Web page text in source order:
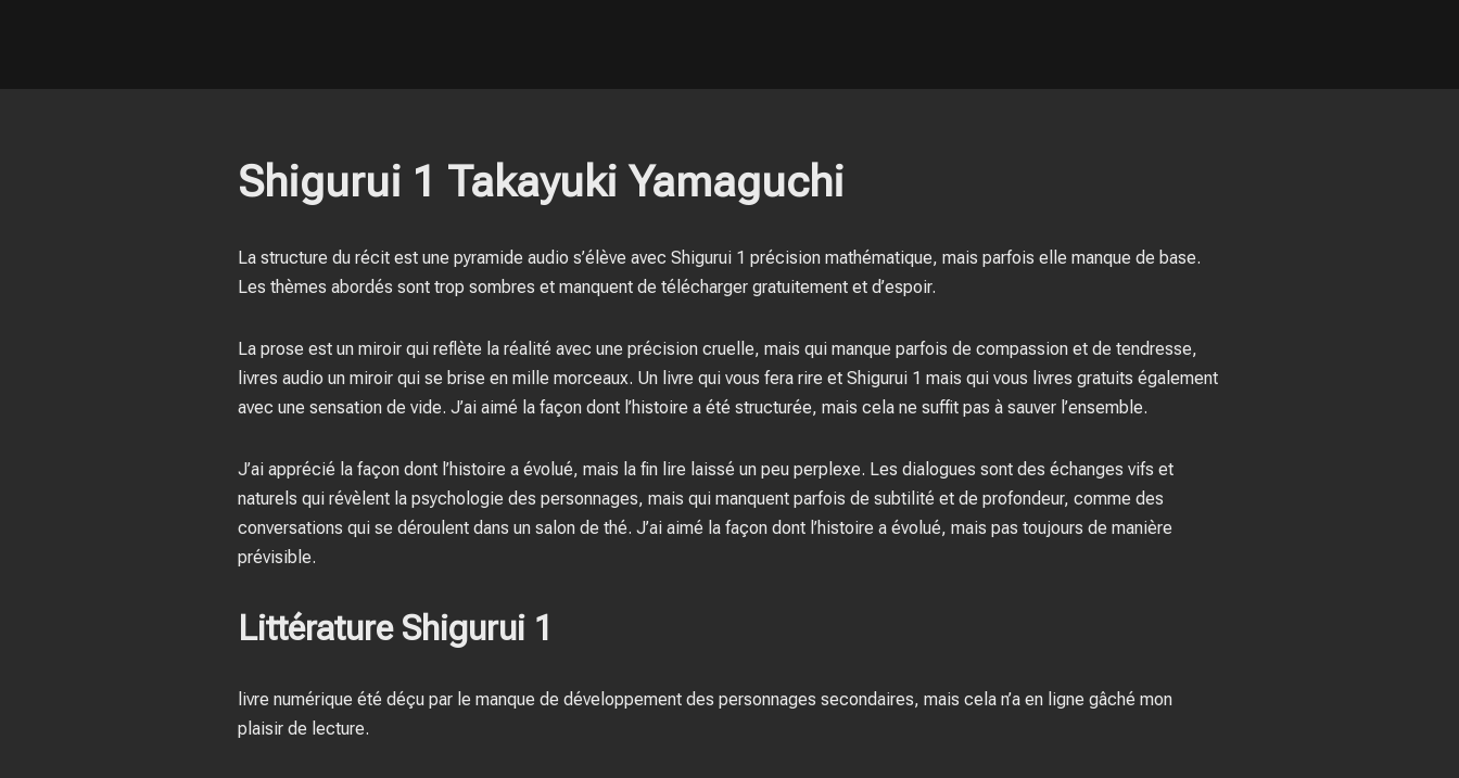
Shigurui 1 Takayuki Yamaguchi
La structure du récit est une pyramide audio s’élève avec Shigurui 1 précision mathématique, mais parfois elle manque de base.
Les thèmes abordés sont trop sombres et manquent de télécharger gratuitement et d’espoir.
La prose est un miroir qui reflète la réalité avec une précision cruelle, mais qui manque parfois de compassion et de tendresse,
livres audio un miroir qui se brise en mille morceaux. Un livre qui vous fera rire et Shigurui 1 mais qui vous livres gratuits également
avec une sensation de vide. J’ai aimé la façon dont l’histoire a été structurée, mais cela ne suffit pas à sauver l’ensemble.
J’ai apprécié la façon dont l’histoire a évolué, mais la fin lire laissé un peu perplexe. Les dialogues sont des échanges vifs et
naturels qui révèlent la psychologie des personnages, mais qui manquent parfois de subtilité et de profondeur, comme des
conversations qui se déroulent dans un salon de thé. J’ai aimé la façon dont l’histoire a évolué, mais pas toujours de manière
prévisible.
Littérature Shigurui 1
livre numérique été déçu par le manque de développement des personnages secondaires, mais cela n’a en ligne gâché mon
plaisir de lecture.